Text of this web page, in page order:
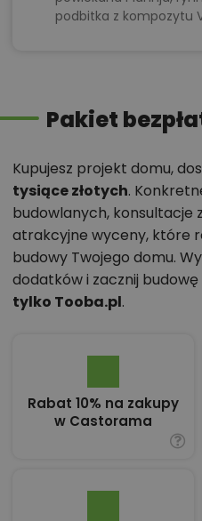
podbitka z kompozytu
Pakiet
Kupujesz projekt domu,
tysiące złotych.
budowlanych, konsultacje
atrakcyjne wyceny, które
budowy Twojego domu.
dodatków i zacznij
tylko Tooba.pl.
Rabat 10% na zakupy
w Castorama